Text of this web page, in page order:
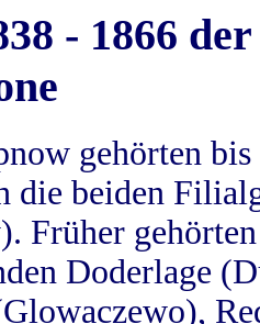
- 1866
gehörten
die beiden
Früher
Doderlage